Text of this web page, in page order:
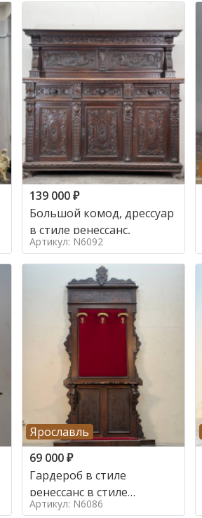
139 000₽
Большой комод, дрессуар
в стиле ренессанс,
Артикул: N6092
Ярославль
69 000₽
Гардероб в стиле
ренессанс в стиле
ренессанс,
Артикул: N6086